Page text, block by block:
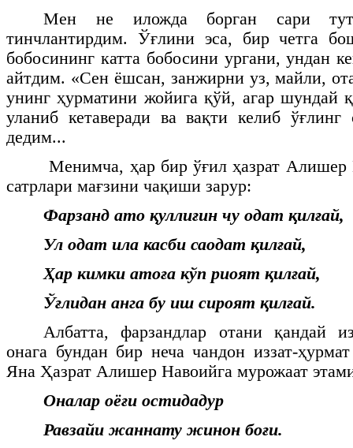
Мен не иложда борган сари
тинчлантирдим. Ўғлини эса, бир четга
бобосининг катта бобосини ургани, ундан
айтдим. «Сен ёшсан, занжирни уз, майли,
унинг ҳурматини жойига қўй, агар шундай
уланиб кетаверади ва вақти келиб ўғлинг
дедим...
Менимча, ҳар бир ўғил ҳазрат Алишер
сатрлари мағзини чақиши зарур:
Фарзанд ато қуллиғин чу одат қилғай,
Ул одат ила касби саодат қилғай,
Ҳар кимки атоға кўп риоят қилғай,
Ўғлидан анга бу иш сироят қилғай.
Албатта, фарзандлар отани қандай
онага бундан бир неча чандон иззат-
Яна Ҳазрат Алишер Навоийга мурожаат
Оналар оёғи остидадур
Равзайи жаннату жинон боғи.